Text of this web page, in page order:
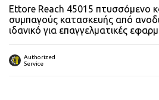
Ettore Reach 45015 πτυσσόμενο
συμπαγούς κατασκευής από
ιδανικό για επαγγελματικές
Authorized
Service